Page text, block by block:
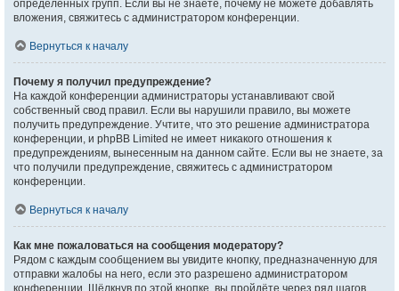
определённых групп. Если вы не знаете, почему не можете добавлять
вложения, свяжитесь с администратором конференции.
Вернуться к началу
Почему я получил предупреждение?
На каждой конференции администраторы устанавливают свой
собственный свод правил. Если вы нарушили правило, вы можете
получить предупреждение. Учтите, что это решение администратора
конференции, и phpBB Limited не имеет никакого отношения к
предупреждениям, вынесенным на данном сайте. Если вы не знаете, за
что получили предупреждение, свяжитесь с администратором
конференции.
Вернуться к началу
Как мне пожаловаться на сообщения модератору?
Рядом с каждым сообщением вы увидите кнопку, предназначенную для
отправки жалобы на него, если это разрешено администратором
конференции. Щёлкнув по этой кнопке, вы пройдёте через ряд шагов,